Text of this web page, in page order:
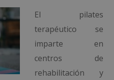
El pilates
terapéutico se
imparte en
centros de
rehabilitación y